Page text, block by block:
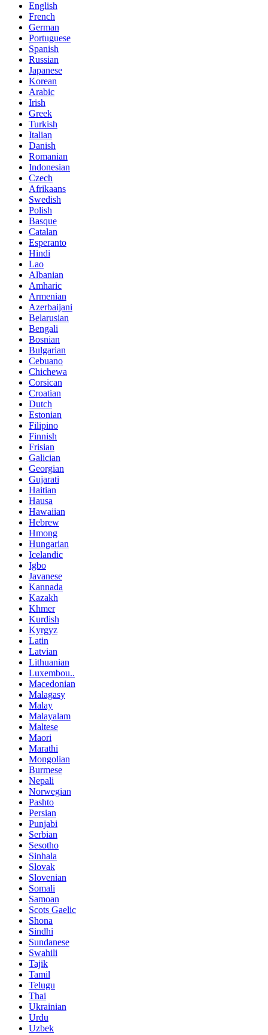
English
French
German
Portuguese
Spanish
Russian
Japanese
Korean
Arabic
Irish
Greek
Turkish
Italian
Danish
Romanian
Indonesian
Czech
Afrikaans
Swedish
Polish
Basque
Catalan
Esperanto
Hindi
Lao
Albanian
Amharic
Armenian
Azerbaijani
Belarusian
Bengali
Bosnian
Bulgarian
Cebuano
Chichewa
Corsican
Croatian
Dutch
Estonian
Filipino
Finnish
Frisian
Galician
Georgian
Gujarati
Haitian
Hausa
Hawaiian
Hebrew
Hmong
Hungarian
Icelandic
Igbo
Javanese
Kannada
Kazakh
Khmer
Kurdish
Kyrgyz
Latin
Latvian
Lithuanian
Luxembou..
Macedonian
Malagasy
Malay
Malayalam
Maltese
Maori
Marathi
Mongolian
Burmese
Nepali
Norwegian
Pashto
Persian
Punjabi
Serbian
Sesotho
Sinhala
Slovak
Slovenian
Somali
Samoan
Scots Gaelic
Shona
Sindhi
Sundanese
Swahili
Tajik
Tamil
Telugu
Thai
Ukrainian
Urdu
Uzbek